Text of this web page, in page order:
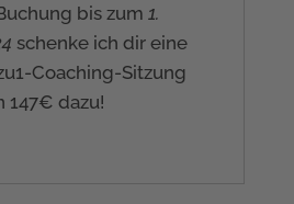
bis zum 1.
schenke ich dir eine
Coaching-Sitzung
147€ dazu!